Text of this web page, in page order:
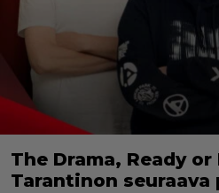
The Drama, Ready or
Tarantinon